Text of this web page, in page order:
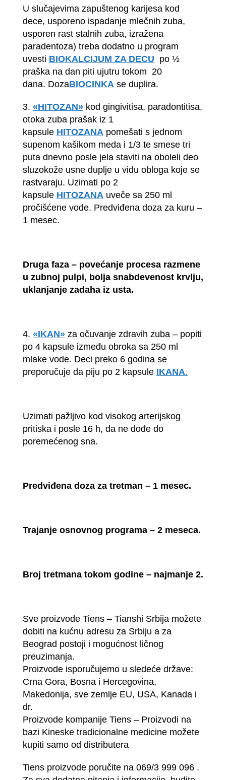
U slučajevima zapuštenog karijesa kod
dece, usporeno ispadanje mlečnih zuba,
usporen rast stalnih zuba, izražena
paradentoza) treba dodatno u program
uvesti BIOKALCIJUM ZA DECU po ½
praška na dan piti ujutru tokom 20
dana. DozaBIOCINKAse duplira.
3. «HITOZAN»kod gingivitisa, paradontitisa,
otoka zuba prašak iz 1
kapsule HITOZANApomešati s jednom
supenom kašikom meda i 1/3 te smese tri
puta dnevno posle jela staviti na oboleli deo
sluzokože usne duplje u vidu obloga koje se
rastvaraju. Uzimati po 2
kapsule HITOZANAuveče sa 250 ml
pročišćene vode. Predviđena doza za kuru –
1 mesec.
Druga faza – povećanje procesa razmene
u zubnoj pulpi, bolja snabdevenost krvlju,
uklanjanje zadaha iz usta.
4. «IKAN»za očuvanje zdravih zuba – popiti
po 4 kapsule između obroka sa 250 ml
mlake vode. Deci preko 6 godina se
preporučuje da piju po 2 kapsule IKANA.
Uzimati pažljivo kod visokog arterijskog
pritiska i posle 16 h, da ne dođe do
poremećenog sna.
Predviđena doza za tretman – 1 mesec.
Trajanje osnovnog programa – 2 meseca.
Broj tretmana tokom godine – najmanje 2.
Sve proizvode Tiens – Tianshi Srbija možete
dobiti na kućnu adresu za Srbiju a za
Beograd postoji i mogućnost ličnog
preuzimanja.
Proizvode isporučujemo u sledeće države:
Crna Gora, Bosna i Hercegovina,
Makedonija, sve zemlje EU, USA, Kanada i
dr.
Proizvode kompanije Tiens – Proizvodi na
bazi Kineske tradicionalne medicine možete
kupiti samo od distributera
Tiens proizvode poručite na 069/3 999 096 .